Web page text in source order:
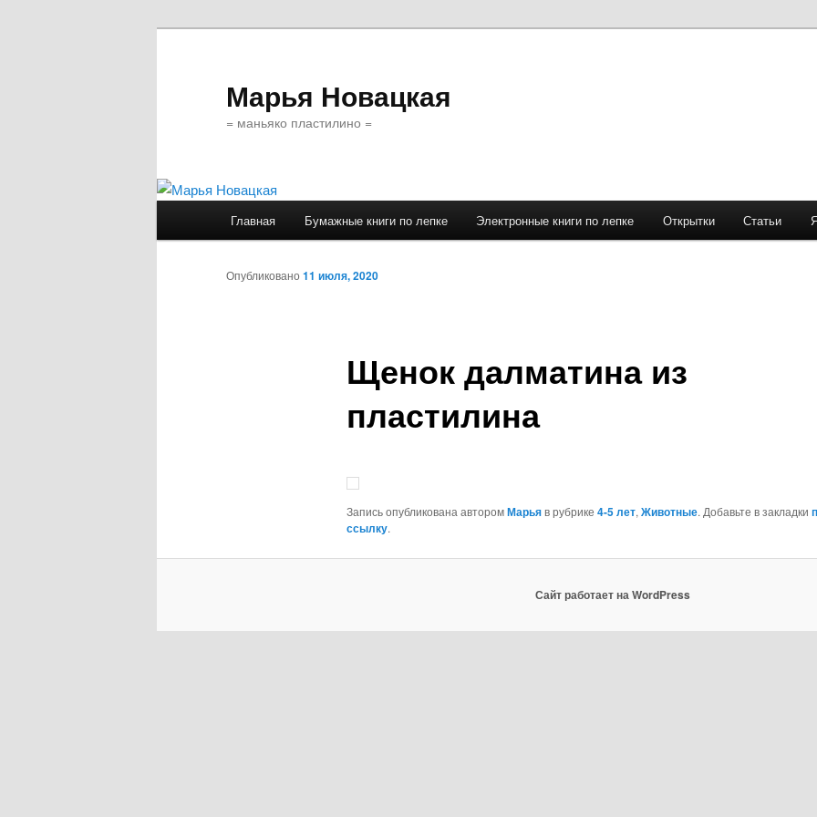
Марья Новацкая
= маньяко пластилино =
Перейти
к
Главная Бумажные книги по лепке Электронные книги по лепке Открытки Статьи
Щенок далматина из
пластилина
Опубликовано 11 июля, 2020
Запись опубликована авторомМарьяв рубрике 4-5 лет, Животные. Добавьте в закладки
ссылку.
Сайт работает на WordPress